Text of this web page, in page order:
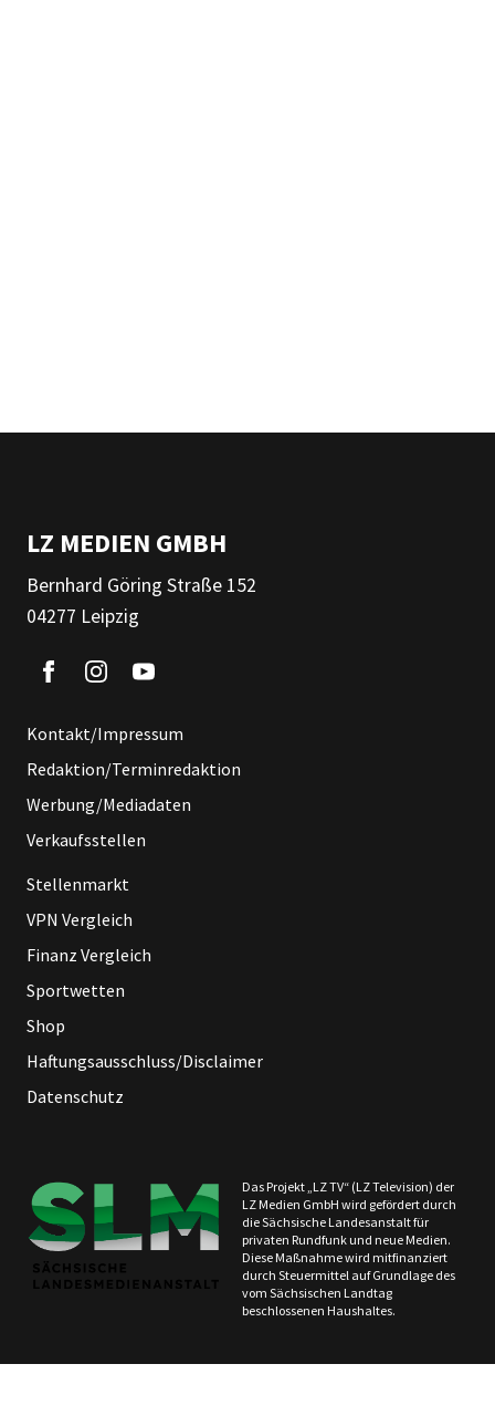
LZ MEDIEN GMBH
Bernhard Göring Straße 152
04277 Leipzig
Kontakt/Impressum
Redaktion/Terminredaktion
Werbung/Mediadaten
Verkaufsstellen
Stellenmarkt
VPN Vergleich
Finanz Vergleich
Sportwetten
Shop
Haftungsausschluss/Disclaimer
Datenschutz
Das Projekt „LZ TV“ (LZ Television) der
LZ Medien GmbH wird gefördert durch
die Sächsische Landesanstalt für
privaten Rundfunk und neue Medien.
Diese Maßnahme wird mitfinanziert
durch Steuermittel auf Grundlage des
vom Sächsischen Landtag
beschlossenen Haushaltes.